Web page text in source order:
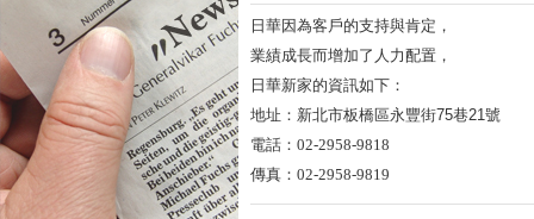
日華因為客戶的支持與肯定，
業績成長而增加了人力配置，
日華新家的資訊如下：
地址： 新北市板橋區永豐街75巷21號
電話：02-2958-9818
傳真：02-2958-9819